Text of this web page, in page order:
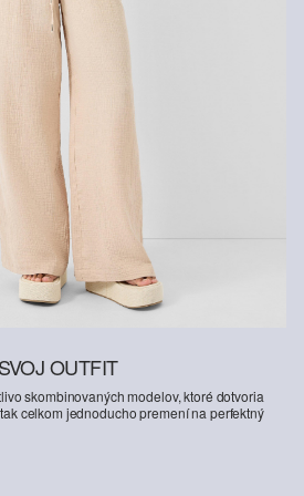
OUTFIT
skombinovaných modelov, ktoré dotvoria
celkom jednoducho premení na perfektný